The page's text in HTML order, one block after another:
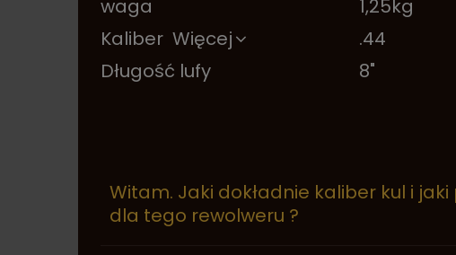
waga
1,25kg
Kaliber Więcej
.44
Długość lufy
8"
Witam. Jaki dokładnie kaliber kul i
dla tego rewolweru ?